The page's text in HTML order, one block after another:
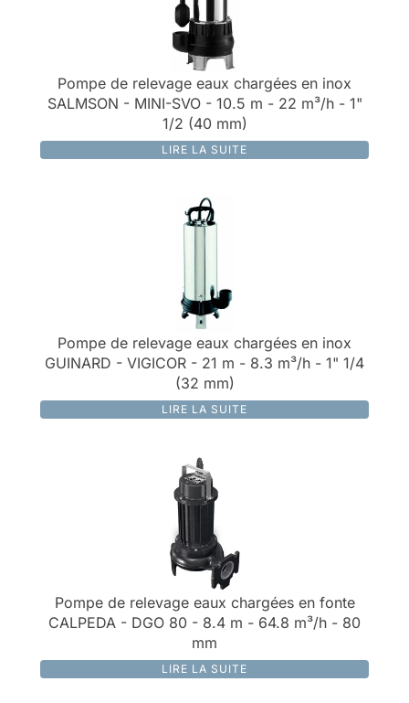
Pompe de relevage eaux chargées en inox
SALMSON - MINI-SVO - 10.5 m - 22 m³/h - 1"
1/2 (40 mm)
LIRE LA SUITE
Pompe de relevage eaux chargées en inox
GUINARD - VIGICOR - 21 m - 8.3 m³/h - 1" 1/4
(32 mm)
LIRE LA SUITE
Pompe de relevage eaux chargées en fonte
CALPEDA - DGO 80 - 8.4 m - 64.8 m³/h - 80
mm
LIRE LA SUITE